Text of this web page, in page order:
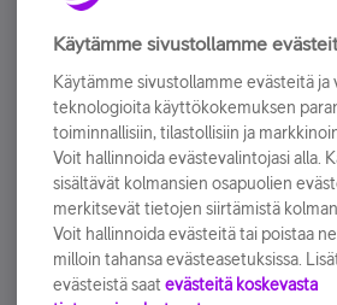
Tilaa Telian uutiskirje ja olet
sähköpostiisi.
Tilaa nyt
Käytämme sivustollamme
Käytämme sivustollamme evästeitä ja
teknologioita käyttökokemuksen
toiminnallisiin, tilastollisiin ja
Voit hallinnoida evästevalintojasi alla.
sisältävät kolmansien osapuolien
merkitsevät tietojen siirtämistä
Voit hallinnoida evästeitä tai poistaa
milloin tahansa evästeasetuksissa.
evästeistä saat evästeitä koskevasta